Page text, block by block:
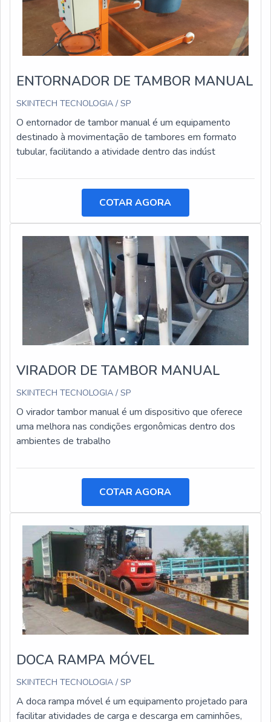
ENTORNADOR DE TAMBOR MANUAL
SKINTECH TECNOLOGIA / SP
O entornador de tambor manual é um equipamento
destinado à movimentação de tambores em formato
tubular, facilitando a atividade dentro das indúst
COTAR AGORA
VIRADOR DE TAMBOR MANUAL
SKINTECH TECNOLOGIA / SP
O virador tambor manual é um dispositivo que oferece
uma melhora nas condições ergonômicas dentro dos
ambientes de trabalho
COTAR AGORA
DOCA RAMPA MÓVEL
SKINTECH TECNOLOGIA / SP
A doca rampa móvel é um equipamento projetado para
facilitar atividades de carga e descarga em caminhões,